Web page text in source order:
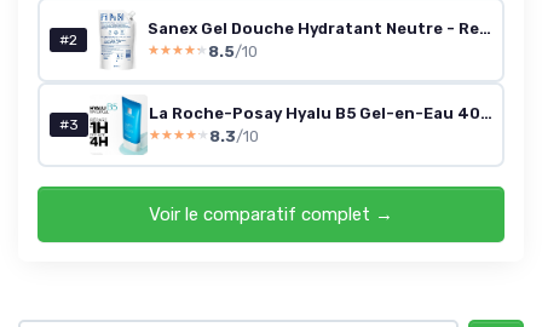
#2
Sanex Gel Douche Hydratant Neutre - Recharge 10x900 ml
★★★★★
★★★★★ 8.5/10
#3
La Roche-Posay Hyalu B5 Gel-en-Eau 40 ml
★★★★★
★★★★★ 8.3/10
Voir le comparatif complet →